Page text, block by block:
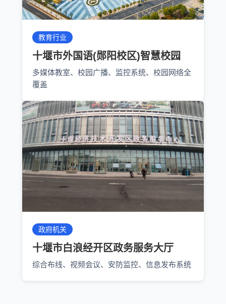
教育行业
十堰市外国语(郧阳校区)智慧校园
多媒体教室、校园广播、监控系统、校园网络全
覆盖
政府机关
十堰市白浪经开区政务服务大厅
综合布线、视频会议、安防监控、信息发布系统